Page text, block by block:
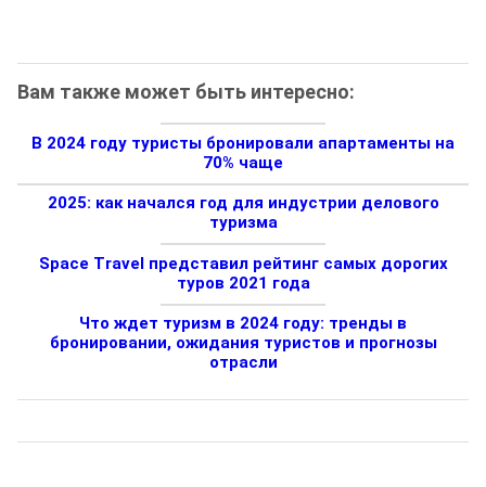
Вам также может быть интересно:
В 2024 году туристы бронировали апартаменты на
70% чаще
2025: как начался год для индустрии делового
туризма
Space Travel представил рейтинг самых дорогих
туров 2021 года
Что ждет туризм в 2024 году: тренды в
бронировании, ожидания туристов и прогнозы
отрасли